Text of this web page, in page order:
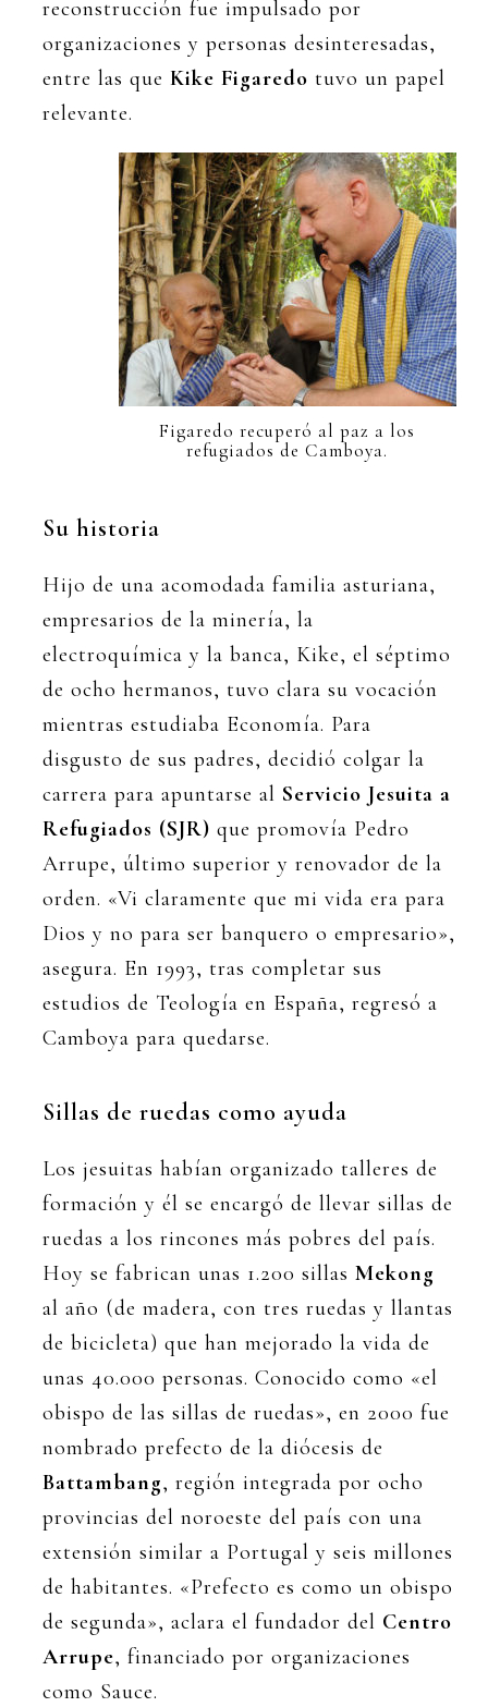
reconstrucción fue impulsado por
organizaciones y personas desinteresadas,
entre las que Kike Figaredo tuvo un papel
relevante.
Figaredo recuperó al paz a los
refugiados de Camboya.
Su historia
Hijo de una acomodada familia asturiana,
empresarios de la minería, la
electroquímica y la banca, Kike, el séptimo
de ocho hermanos, tuvo clara su vocación
mientras estudiaba Economía. Para
disgusto de sus padres, decidió colgar la
carrera para apuntarse al Servicio Jesuita a
Refugiados (SJR)que promovía Pedro
Arrupe, último superior y renovador de la
orden. «Vi claramente que mi vida era para
Dios y no para ser banquero o empresario»,
asegura. En 1993, tras completar sus
estudios de Teología en España, regresó a
Camboya para quedarse.
Sillas de ruedas como ayuda
Los jesuitas habían organizado talleres de
formación y él se encargó de llevar sillas de
ruedas a los rincones más pobres del país.
Hoy se fabrican unas 1.200 sillas Mekong
al año (de madera, con tres ruedas y llantas
de bicicleta) que han mejorado la vida de
unas 40.000 personas. Conocido como «el
obispo de las sillas de ruedas», en 2000 fue
nombrado prefecto de la diócesis de
Battambang, región integrada por ocho
provincias del noroeste del país con una
extensión similar a Portugal y seis millones
de habitantes. «Prefecto es como un obispo
de segunda», aclara el fundador del Centro
Arrupe, financiado por organizaciones
como Sauce.